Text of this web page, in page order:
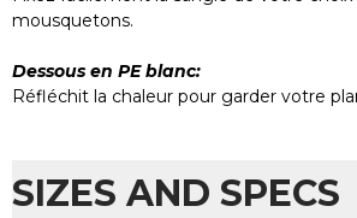
mousquetons.
Dessous en PE blanc:
Réfléchit la chaleur pour garder votre
SIZES AND SPECS